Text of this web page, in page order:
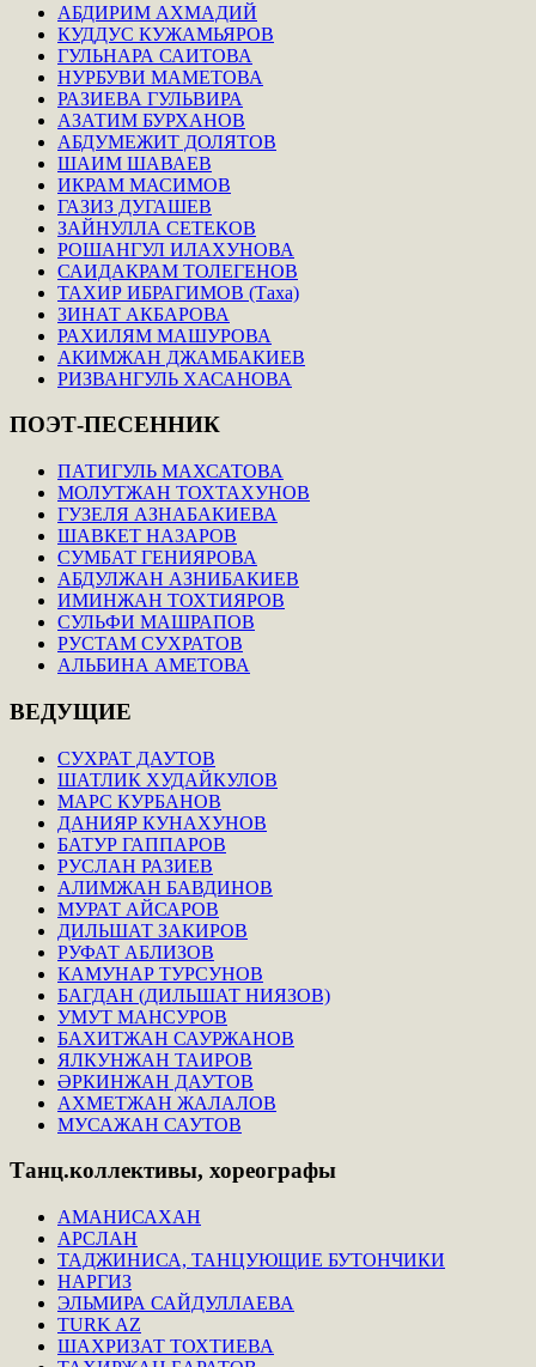
АБДИРИМ АХМАДИЙ
КУДДУС КУЖАМЬЯРОВ
ГУЛЬНАРА САИТОВА
НУРБУВИ МАМЕТОВА
РАЗИЕВА ГУЛЬВИРА
АЗАТИМ БУРХАНОВ
АБДУМЕЖИТ ДОЛЯТОВ
ШАИМ ШАВАЕВ
ИКРАМ МАСИМОВ
ГАЗИЗ ДУГАШЕВ
ЗАЙНУЛЛА СЕТЕКОВ
РОШАНГУЛ ИЛАХУНОВА
САИДАКРАМ ТОЛЕГЕНОВ
ТАХИР ИБРАГИМОВ (Таха)
ЗИНАТ АКБАРОВА
РАХИЛЯМ МАШУРОВА
АКИМЖАН ДЖАМБАКИЕВ
РИЗВАНГУЛЬ ХАСАНОВА
ПОЭТ-ПЕСЕННИК
ПАТИГУЛЬ МАХСАТОВА
МОЛУТЖАН ТОХТАХУНОВ
ГУЗЕЛЯ АЗНАБАКИЕВА
ШАВКЕТ НАЗАРОВ
СУМБАТ ГЕНИЯРОВА
АБДУЛЖАН АЗНИБАКИЕВ
ИМИНЖАН ТОХТИЯРОВ
СУЛЬФИ МАШРАПОВ
РУСТАМ СУХРАТОВ
АЛЬБИНА АМЕТОВА
ВЕДУЩИЕ
СУХРАТ ДАУТОВ
ШАТЛИК ХУДАЙКУЛОВ
МАРС КУРБАНОВ
ДАНИЯР КУНАХУНОВ
БАТУР ГАППАРОВ
РУСЛАН РАЗИЕВ
АЛИМЖАН БАВДИНОВ
МУРАТ АЙСАРОВ
ДИЛЬШАТ ЗАКИРОВ
РУФАТ АБЛИЗОВ
КАМУНАР ТУРСУНОВ
БАГДАН (ДИЛЬШАТ НИЯЗОВ)
УМУТ МАНСУРОВ
БАХИТЖАН САУРЖАНОВ
ЯЛКУНЖАН ТАИРОВ
ӘРКИНЖАН ДАУТОВ
АХМЕТЖАН ЖАЛАЛОВ
МУСАЖАН САУТОВ
Танц.коллективы, хореографы
АМАНИСАХАН
АРСЛАН
ТАДЖИНИСА, ТАНЦУЮЩИЕ БУТОНЧИКИ
НАРГИЗ
ЭЛЬМИРА САЙДУЛЛАЕВА
TURK AZ
ШАХРИЗАТ ТОХТИЕВА